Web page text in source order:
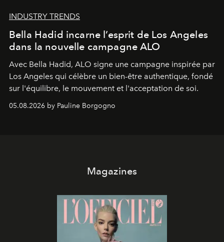
INDUSTRY TRENDS
Bella Hadid incarne l’esprit de Los Angeles
dans la nouvelle campagne ALO
Avec Bella Hadid, ALO signe une campagne inspirée par
Los Angeles qui célèbre un bien-être authentique, fondé
sur l'équilibre, le mouvement et l'acceptation de soi.
05.08.2026 by Pauline Borgogno
Magazines